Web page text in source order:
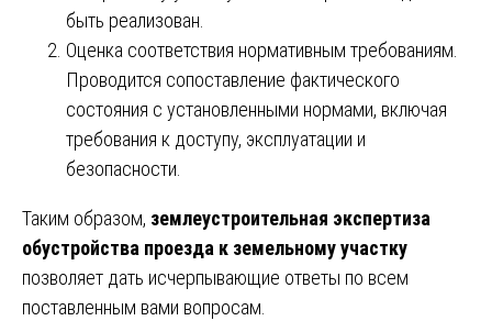
быть реализован.
Оценка соответствия нормативным требованиям.
Проводится сопоставление фактического
состояния с установленными нормами, включая
требования к доступу, эксплуатации и
безопасности.
Таким образом, землеустроительная экспертиза
обустройства проезда к земельному участку
позволяет дать исчерпывающие ответы по всем
поставленным вами вопросам.